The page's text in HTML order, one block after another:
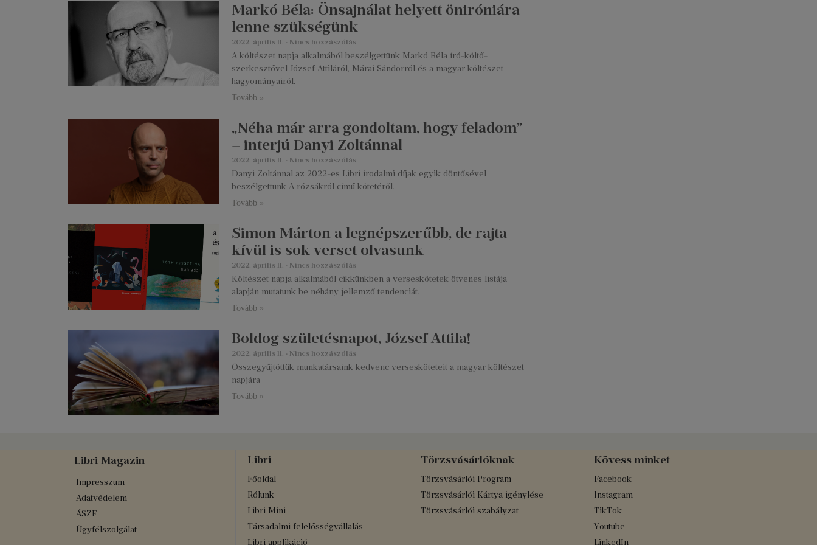
Markó Béla: Önsajnálat helyett öniróniára
lenne szükségünk
2022. április 11. Nincs hozzászólás
A költészet napja alkalmából beszélgettünk Markó Béla író-költő-
szerkesztővel József Attiláról, Márai Sándorról és a magyar költészet
hagyományairól.
Tovább »
„Néha már arra gondoltam, hogy feladom”
– interjú Danyi Zoltánnal
2022. április 11. Nincs hozzászólás
Danyi Zoltánnal az 2022-es Libri irodalmi díjak egyik döntősével
beszélgettünk A rózsákról című kötetéről.
Tovább »
Simon Márton a legnépszerűbb, de rajta
kívül is sok verset olvasunk
2022. április 11. Nincs hozzászólás
Költészet napja alkalmából cikkünkben a verseskötetek ötvenes listája
alapján mutatunk be néhány jellemző tendenciát.
Tovább »
Boldog születésnapot, József Attila!
2022. április 11. Nincs hozzászólás
Összegyűjtöttük munkatársaink kedvenc versesköteteit a magyar költészet
napjára
Tovább »
Libri Magazin
Impresszum
Adatvédelem
ÁSZF
Ügyfélszolgálat
Libri
Főoldal
Rólunk
Libri Mini
Társadalmi felelősségvállalás
Libri applikáció
Törzsvásárlóknak
Törzsvásárlói Program
Törzsvásárlói Kártya igénylése
Törzsvásárlói szabályzat
Kövess minket
Facebook
Instagram
TikTok
Youtube
LinkedIn